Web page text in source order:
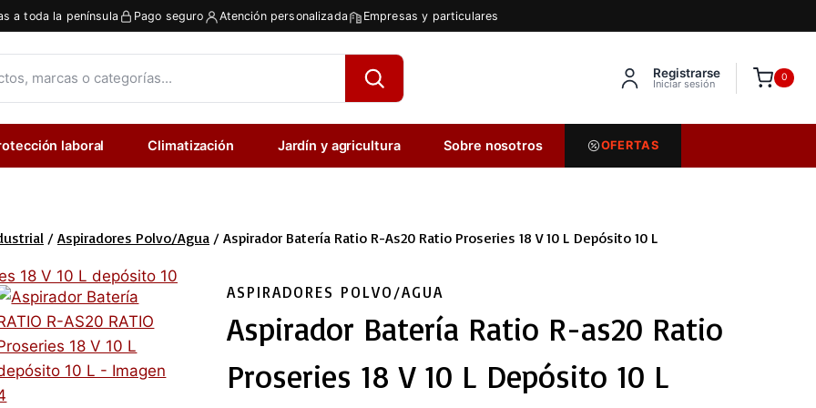
a toda la península Pago seguro Atención personalizada Empresas y particulares
Registrarse
Iniciar sesión 0
laboral Climatización Jardín y agricultura Sobre nosotros OFERTAS
/ Aspiradores Polvo/agua / Aspirador Batería Ratio R-As20 Ratio Proseries 18 V 10 L Depósito 10 L
ASPIRADORES POLVO/AGUA
Aspirador Batería Ratio R-as20 Ratio
Proseries 18 V 10 L Depósito 10 L